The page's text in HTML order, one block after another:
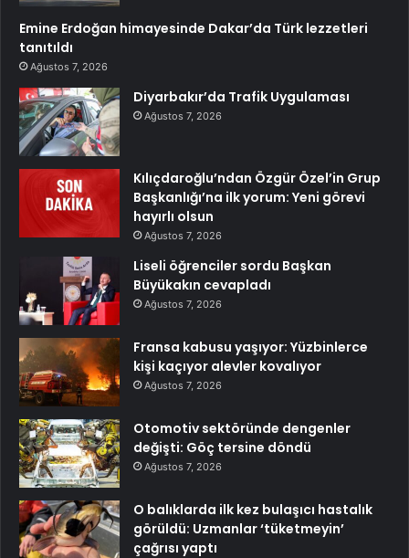
Emine Erdoğan himayesinde Dakar’da Türk lezzetleri
tanıtıldı
Ağustos 7, 2026
Diyarbakır’da Trafik Uygulaması
Ağustos 7, 2026
Kılıçdaroğlu’ndan Özgür Özel’in Grup
Başkanlığı’na ilk yorum: Yeni görevi
hayırlı olsun
Ağustos 7, 2026
Liseli öğrenciler sordu Başkan
Büyükakın cevapladı
Ağustos 7, 2026
Fransa kabusu yaşıyor: Yüzbinlerce
kişi kaçıyor alevler kovalıyor
Ağustos 7, 2026
Otomotiv sektöründe dengenler
değişti: Göç tersine döndü
Ağustos 7, 2026
O balıklarda ilk kez bulaşıcı hastalık
görüldü: Uzmanlar ‘tüketmeyin’
çağrısı yaptı